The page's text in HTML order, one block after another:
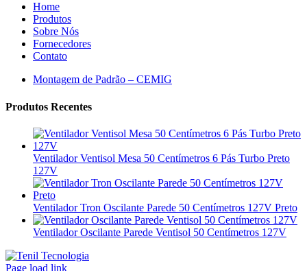
Home
Produtos
Sobre Nós
Fornecedores
Contato
Montagem de Padrão – CEMIG
Produtos Recentes
Ventilador Ventisol Mesa 50 Centímetros 6 Pás Turbo Preto
127V
Ventilador Tron Oscilante Parede 50 Centímetros 127V Preto
Ventilador Oscilante Parede Ventisol 50 Centímetros 127V
Page load link